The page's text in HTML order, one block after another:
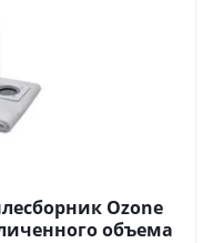
Ozone
объема